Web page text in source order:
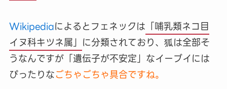
Wikipediaによるとフェネックは 「哺乳類ネコ目
イヌ科キツネ属」 に分類されており、狐は全部そ
うなんですが「遺伝子が不安定」なイーブイには
ぴったりなごちゃごちゃ具合ですね。